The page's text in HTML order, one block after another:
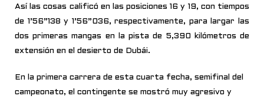
Así las cosas calificó en las posiciones 16 y 19, con tiempos
de 1’56”138 y 1’56”036, respectivamente, para largar las
dos primeras mangas en la pista de 5,390 kilómetros de
extensión en el desierto de Dubái.
En la primera carrera de esta cuarta fecha, semifinal del
campeonato, el contingente se mostró muy agresivo y